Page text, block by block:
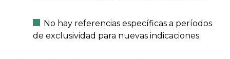
No hay referencias específicas a períodos
de exclusividad para nuevas indicaciones.